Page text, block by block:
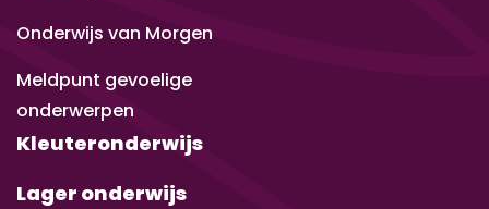
Onderwijs van Morgen
Meldpunt gevoelige
onderwerpen
Kleuteronderwijs
Lager onderwijs